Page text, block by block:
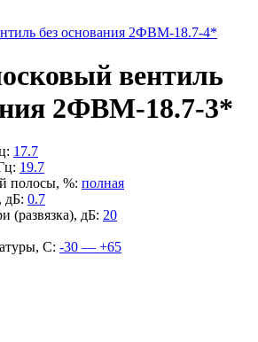
без основания 2ФВМ-18.7-4*
вентиль
2ФВМ-18.7-3*
: 17.7
: 19.7
полосы, %: полная
дБ: 0.7
(развязка), дБ: 20
С: -30 — +65